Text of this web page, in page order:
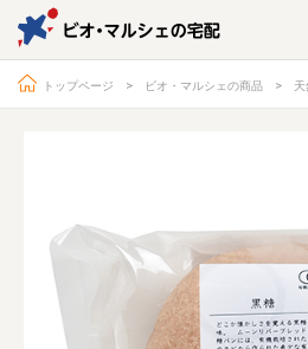
ビオ
宅
宅配サービスにつ
ビオ・マルシェの
よくある質問
トップページ ビオ・マルシェの商品